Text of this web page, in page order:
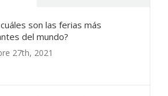
son las ferias más
del mundo?
27th, 2021